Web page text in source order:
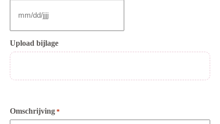
MM
slash
JJJJ
Upload bijlage
Omschrijving *